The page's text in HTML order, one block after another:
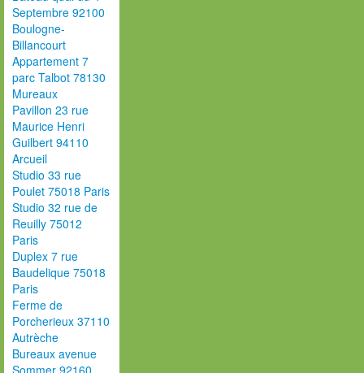
Septembre 92100
Boulogne-
Billancourt
Appartement 7
parc Talbot 78130
Mureaux
Pavillon 23 rue
Maurice Henri
Guilbert 94110
Arcueil
Studio 33 rue
Poulet 75018 Paris
Studio 32 rue de
Reuilly 75012
Paris
Duplex 7 rue
Baudelique 75018
Paris
Ferme de
Porcherieux 37110
Autrèche
Bureaux avenue
Sommer 92160